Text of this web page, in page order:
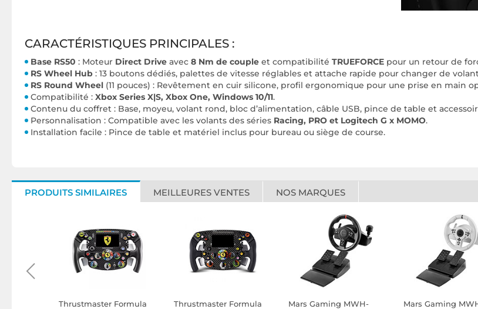
CARACTÉRISTIQUES PRINCIPALES :
Base RS50 : Moteur Direct Drive avec 8 Nm de couple et compatibilité TRUEFORCE pour un retour de
RS Wheel Hub : 13 boutons dédiés, palettes de vitesse réglables et attache rapide pour changer de
RS Round Wheel (11 pouces) : Revêtement en cuir silicone, profil ergonomique pour une prise en main
Compatibilité : Xbox Series X|S, Xbox One, Windows 10/11.
Contenu du coffret : Base, moyeu, volant rond, bloc d’alimentation, câble USB, pince de table et
Personnalisation : Compatible avec les volants des séries Racing, PRO et Logitech G x MOMO.
Installation facile : Pince de table et matériel inclus pour bureau ou siège de course.
PRODUITS SIMILAIRES MEILLEURES VENTES NOS MARQUES
Thrustmaster Formula
Thrustmaster Formula
Mars Gaming MWH-
Mars Gaming